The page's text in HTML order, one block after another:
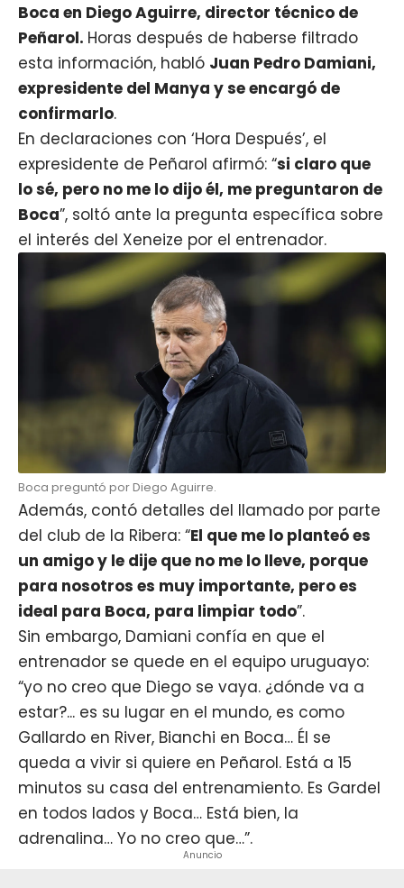
Boca en Diego Aguirre, director técnico de
Peñarol. Horas después de haberse filtrado
esta información, habló Juan Pedro Damiani,
expresidente del Manya y se encargó de
confirmarlo.
En declaraciones con ‘Hora Después’, el
expresidente de Peñarol afirmó: “si claro que
lo sé, pero no me lo dijo él, me preguntaron de
Boca”, soltó ante la pregunta específica sobre
el interés del Xeneize por el entrenador.
Boca preguntó por Diego Aguirre.
Además, contó detalles del llamado por parte
del club de la Ribera: “El que me lo planteó es
un amigo y le dije que no me lo lleve, porque
para nosotros es muy importante, pero es
ideal para Boca, para limpiar todo”.
Sin embargo, Damiani confía en que el
entrenador se quede en el equipo uruguayo:
“yo no creo que Diego se vaya. ¿dónde va a
estar?... es su lugar en el mundo, es como
Gallardo en River, Bianchi en Boca… Él se
queda a vivir si quiere en Peñarol. Está a 15
minutos su casa del entrenamiento. Es Gardel
en todos lados y Boca… Está bien, la
adrenalina… Yo no creo que…”.
Anuncio